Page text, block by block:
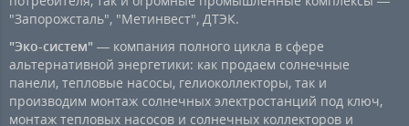
"Запорожсталь", "Метинвест", ДТЭК.
"Эко-систем" — компания полного цикла в сфере
альтернативной энергетики: как продаем солнечные
панели, тепловые насосы, гелиоколлекторы, так и
производим монтаж солнечных электростанций под ключ,
монтаж тепловых насосов и солнечных коллекторов и